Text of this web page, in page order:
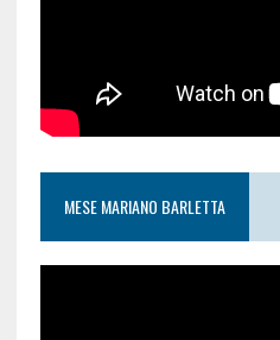
MESE MARIANO BARLETTA